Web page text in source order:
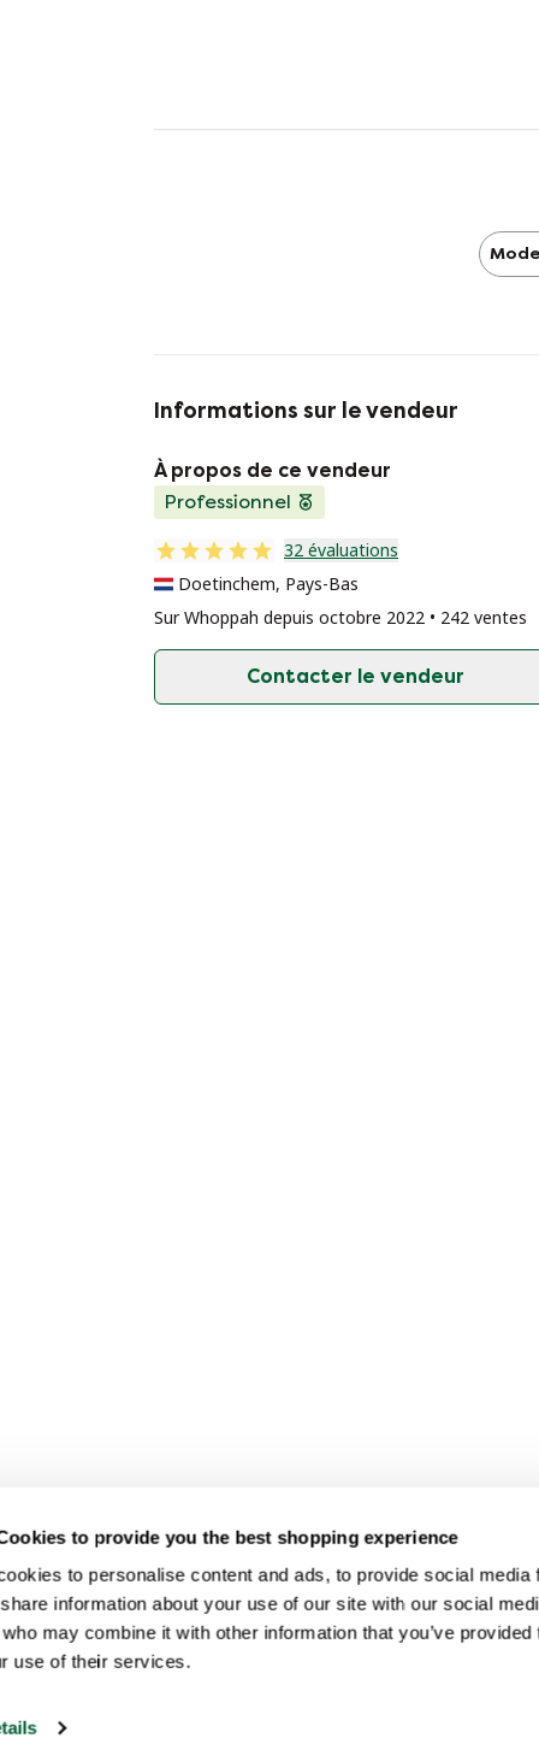
to provide you the best shopping experience
to personalise content and ads, to provide social
information about your use of our site with our social
may combine it with other information that you’ve
use of their services.
Informations sur le vendeur
À propos de ce vendeur
Professionnel
32 évaluations
Doetinchem, Pays-Bas
Sur Whoppah depuis octobre 2022 • 242 ventes
Contacter le vendeur